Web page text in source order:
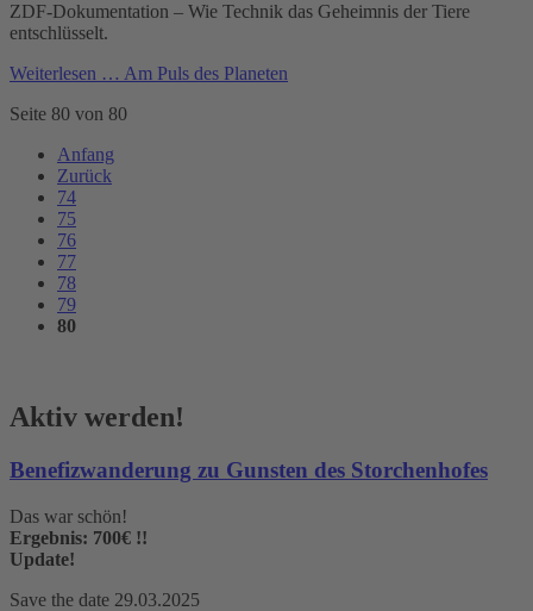
ZDF-Dokumentation – Wie Technik das Geheimnis der Tiere
entschlüsselt.
Weiterlesen … Am Puls des Planeten
Seite 80 von 80
Anfang
Zurück
74
75
76
77
78
79
80
Aktiv werden!
Benefizwanderung zu Gunsten des Storchenhofes
Das war schön!
Ergebnis: 700€ !!
Update!
Save the date 29.03.2025